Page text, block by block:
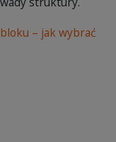
– jak wybrać